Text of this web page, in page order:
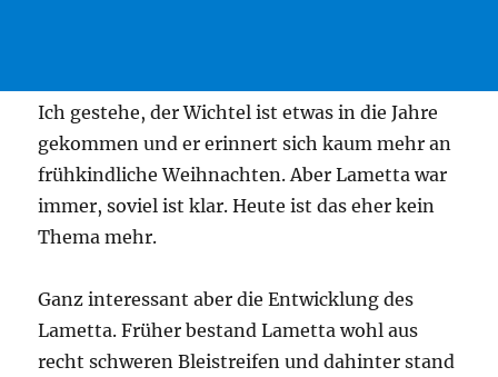
Ich geste­he, der Wich­tel ist etwas in die Jah­re
gekom­men und er erin­nert sich kaum mehr an
früh­kind­li­che Weih­nach­ten. Aber Lamet­ta war
immer, soviel ist klar. Heu­te ist das eher kein
The­ma mehr.
Ganz inter­es­sant aber die Ent­wick­lung des
Lamet­ta. Frü­her bestand Lamet­ta wohl aus
recht schwe­ren Blei­strei­fen und dahin­ter stand